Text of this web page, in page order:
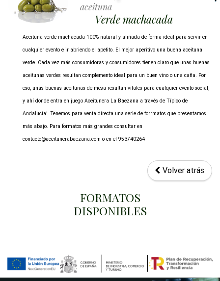
aceituna
verde machacada
Aceituna verde machacada 100% natural y aliñada de forma ideal para servir en
cualquier evento e ir abriendo el apetito. El mejor aperitivo una buena aceituna
verde. Cada vez más consumidoras y consumidores tienen claro que unas buenas
aceitunas verdes resultan complemento ideal para un buen vino o una caña. Por
eso, unas buenas aceitunas de mesa resultan vitales para cualquier evento social,
y ahí donde entra en juego Aceitunera La Baezana a través de Típico de
Andalucía’. Tenemos para venta directa una serie de forrmatos que presentamos
más abajo. Para formatos más grandes consultar en
contacto@aceitunerabaezana.com o en el 953740264
Volver atrás
FORMATOS
DISPONIBLES